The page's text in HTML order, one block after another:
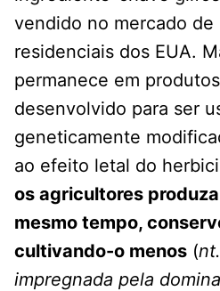
vendido no mercado de
residenciais dos EUA.
permanece em
desenvolvido para ser
geneticamente
ao efeito letal do
os agricultores
mesmo tempo,
cultivando-o menos (
impregnada pela